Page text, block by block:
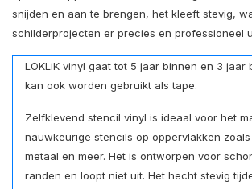
snijden en aan te brengen, het kleeft stevig,
schilderprojecten er precies en professioneel
Zelfklevend stencil vinyl is ideaal voor het
nauwkeurige stencils op oppervlakken
metaal en meer. Het is ontworpen voor
randen en loopt niet uit. Het hecht stevig
LOKLiK vinyl gaat tot 5 jaar binnen en 3 jaar
kan ook worden gebruikt als tape.